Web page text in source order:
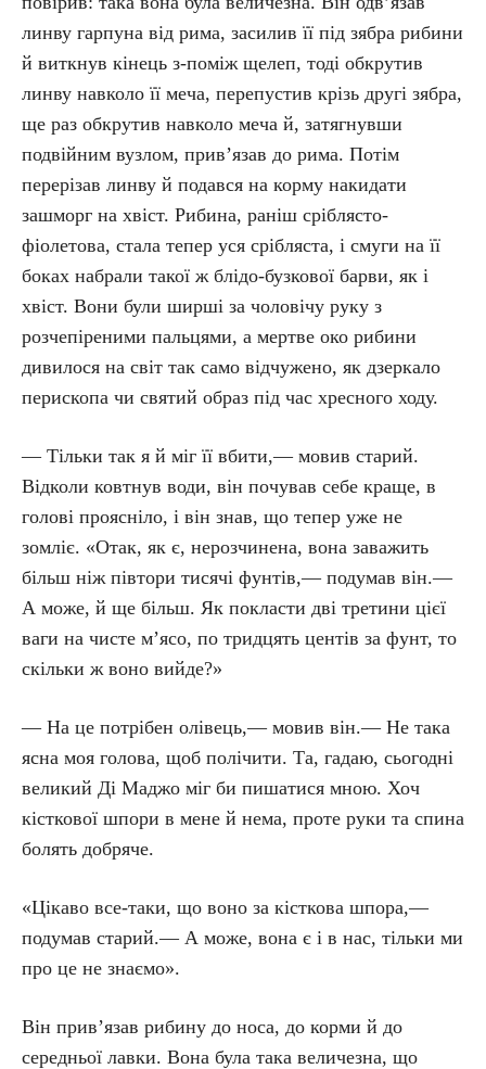
линву гарпуна від рима, засилив її під зябра рибини
й виткнув кінець з-поміж щелеп, тоді обкрутив
линву навколо її меча, перепустив крізь другі зябра,
ще раз обкрутив навколо меча й, затягнувши
подвійним вузлом, прив’язав до рима. Потім
перерізав линву й подався на корму накидати
зашморг на хвіст. Рибина, раніш сріблясто-
фіолетова, стала тепер уся срібляста, і смуги на її
боках набрали такої ж блідо-бузкової барви, як і
хвіст. Вони були ширші за чоловічу руку з
розчепіреними пальцями, а мертве око рибини
дивилося на світ так само відчужено, як дзеркало
перископа чи святий образ під час хресного ходу.
— Тільки так я й міг її вбити,— мовив старий.
Відколи ковтнув води, він почував себе краще, в
голові проясніло, і він знав, що тепер уже не
зомліє. «Отак, як є, нерозчинена, вона заважить
більш ніж півтори тисячі фунтів,— подумав він.—
А може, й ще більш. Як покласти дві третини цієї
ваги на чисте м’ясо, по тридцять центів за фунт, то
скільки ж воно вийде?»
— На це потрібен олівець,— мовив він.— Не така
ясна моя голова, щоб полічити. Та, гадаю, сьогодні
великий Ді Маджо міг би пишатися мною. Хоч
кісткової шпори в мене й нема, проте руки та спина
болять добряче.
«Цікаво все-таки, що воно за кісткова шпора,—
подумав старий.— А може, вона є і в нас, тільки ми
про це не знаємо».
Він прив’язав рибину до носа, до корми й до
середньої лавки. Вона була така величезна, що